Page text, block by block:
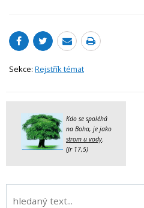
Sekce: Rejstřík témat
Kdo se spoléhá
na Boha, je jako
strom u vody.
(Jr 17,5)